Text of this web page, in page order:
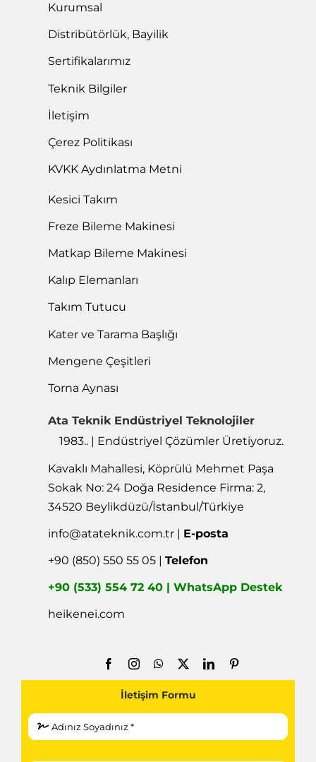
Kurumsal
Distribütörlük, Bayilik
Sertifikalarımız
Teknik Bilgiler
İletişim
Çerez Politikası
KVKK Aydınlatma Metni
Kesici Takım
Freze Bileme Makinesi
Matkap Bileme Makinesi
Kalıp Elemanları
Takım Tutucu
Kater ve Tarama Başlığı
Mengene Çeşitleri
Torna Aynası
Ata Teknik Endüstriyel Teknolojiler
1983.. | Endüstriyel Çözümler Üretiyoruz.
Kavaklı Mahallesi, Köprülü Mehmet Paşa
Sokak No: 24 Doğa Residence Firma: 2,
34520 Beylikdüzü/İstanbul/Türkiye
info@atateknik.com.tr | E-posta
+90 (850) 550 55 05 |Telefon
+90 (533) 554 72 40 | WhatsApp Destek
heikenei.com
İletişim Formu